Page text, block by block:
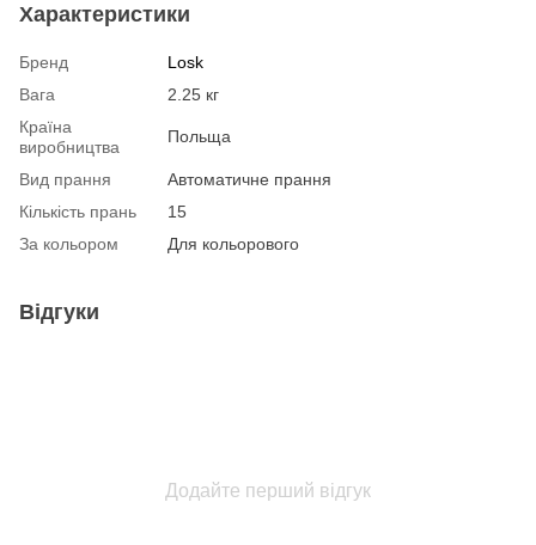
Характеристики
Бренд
Losk
Вага
2.25 кг
Країна
виробництва
Польща
Вид прання
Автоматичне прання
Кількість прань
15
За кольором
Для кольорового
Відгуки
Додайте перший відгук